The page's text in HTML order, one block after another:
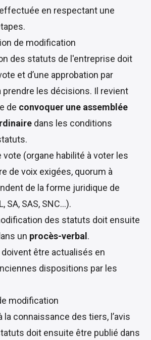
en respectant une
.
de modification
des statuts de l'entreprise doit
et d’une approbation par
prendre les décisions. Il revient
de convoquer une assemblée
dans les conditions
(organe habilité à voter les
de voix exigées, quorum à
de la forme juridique de
SA, SAS, SNC…).
des statuts doit ensuite
un procès-verbal .
être actualisés en
dispositions par les
modification
la connaissance des tiers, l’avis
doit ensuite être publié dans